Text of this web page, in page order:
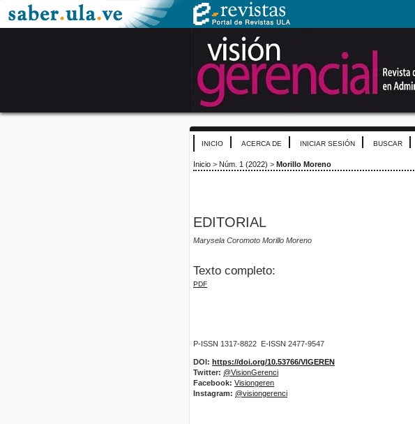
INICIO ACERCA DE INICIAR SESIÓN BUSCAR
Inicio > Núm. 1 (2022) > Morillo Moreno
EDITORIAL
Marysela Coromoto Morillo Moreno
Texto completo:
PDF
P-ISSN 1317-8822 E-ISSN 2477-9547
DOI: https://doi.org/10.53766/VIGEREN
Twitter: @VisionGerenci
Facebook: Visiongeren
Instagram: @visiongerenci